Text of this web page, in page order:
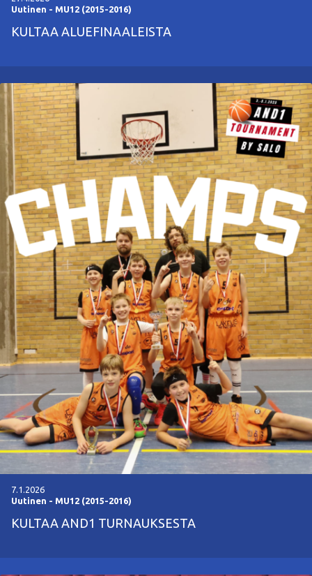
Uutinen - MU12 (2015-2016)
KULTAA ALUEFINAALEISTA
7.1.2026
Uutinen - MU12 (2015-2016)
KULTAA AND1 TURNAUKSESTA